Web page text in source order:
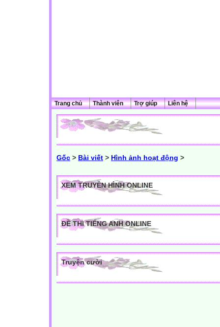
Trang chủ Thành viên Trợ giúp Liên hệ
Gốc > Bài viết > Hình ảnh hoạt động >
XEM TRUYỀN HÌNH ONLINE
ĐỀ THI TIẾNG ANH ONLINE
Truyện cười